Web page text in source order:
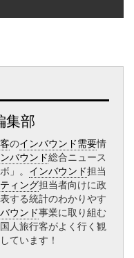
集部
のインバウンド需要情
バウンド総合ニュース
」。 インバウンド担当
ィング担当者向けに政
する統計のわかりやす
ウンド事業に取り組む
人旅行客がよく行く観
ています！